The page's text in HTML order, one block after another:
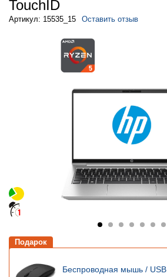
TouchID
Артикул: 15535_15 Оставить отзыв
Подарок
Беспроводная мышь / USB